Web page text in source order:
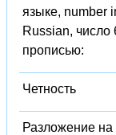
языке, number
Russian, число
прописью:
Четность
Разложение на